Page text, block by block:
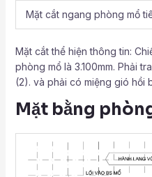
Mặt cắt ngang phòng mổ
Mặt cắt thể hiện thông tin:
phòng mổ là 3.100mm. Phải
(2). và phải có miệng gió hồi
Mặt bằng